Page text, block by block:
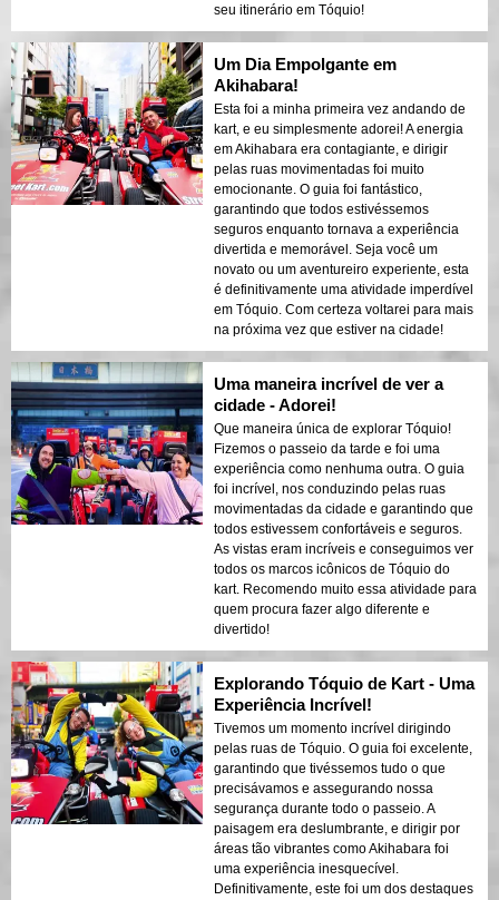
seu itinerário em Tóquio!
Um Dia Empolgante em
Akihabara!
Esta foi a minha primeira vez andando de
kart, e eu simplesmente adorei! A energia
em Akihabara era contagiante, e dirigir
pelas ruas movimentadas foi muito
emocionante. O guia foi fantástico,
garantindo que todos estivéssemos
seguros enquanto tornava a experiência
divertida e memorável. Seja você um
novato ou um aventureiro experiente, esta
é definitivamente uma atividade imperdível
em Tóquio. Com certeza voltarei para mais
na próxima vez que estiver na cidade!
Uma maneira incrível de ver a
cidade - Adorei!
Que maneira única de explorar Tóquio!
Fizemos o passeio da tarde e foi uma
experiência como nenhuma outra. O guia
foi incrível, nos conduzindo pelas ruas
movimentadas da cidade e garantindo que
todos estivessem confortáveis e seguros.
As vistas eram incríveis e conseguimos ver
todos os marcos icônicos de Tóquio do
kart. Recomendo muito essa atividade para
quem procura fazer algo diferente e
divertido!
Explorando Tóquio de Kart - Uma
Experiência Incrível!
Tivemos um momento incrível dirigindo
pelas ruas de Tóquio. O guia foi excelente,
garantindo que tivéssemos tudo o que
precisávamos e assegurando nossa
segurança durante todo o passeio. A
paisagem era deslumbrante, e dirigir por
áreas tão vibrantes como Akihabara foi
uma experiência inesquecível.
Definitivamente, este foi um dos destaques